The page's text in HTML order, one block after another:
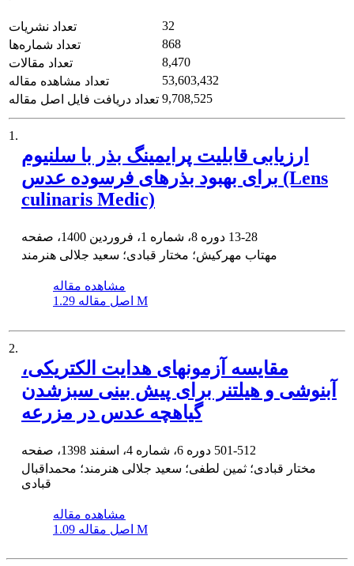
تعداد نشریات
32
تعداد شماره‌ها
868
تعداد مقالات
8,470
تعداد مشاهده مقاله
53,603,432
تعداد دریافت فایل اصل مقاله 9,708,525
1.
ارزیابی قابلیت پرایمینگ بذر با سلنیوم
برای بهبود بذرهای فرسوده عدس (Lens
culinaris Medic)
13-28
مهتاب مهرکیش؛ مختار قبادی؛ سعید جلالی هنرمند
مشاهده مقاله
اصل مقاله 1.29 M
2.
مقایسه آزمون‏های هدایت الکتریکی،
آبنوشی و هیلتنر برای پیش ‏بینی سبزشدن
گیاهچه عدس در مزرعه
501-512
مختار قبادی؛ ثمین لطفی؛ سعید جلالی هنرمند؛ محمداقبال
قبادی
مشاهده مقاله
اصل مقاله 1.09 M